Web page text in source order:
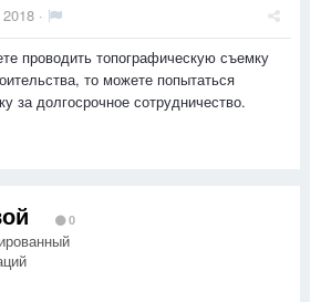
·
проводить топографическую съемку
то можете попытаться
за долгосрочное сотрудничество.
0